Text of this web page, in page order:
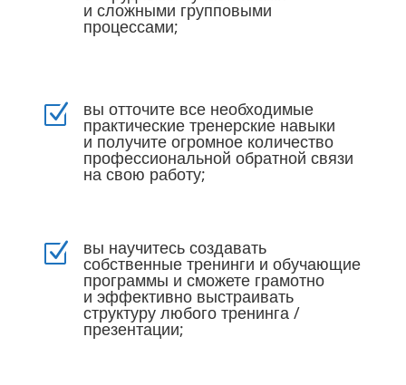
и сложными групповыми
процессами;
Z вы отточите все необходимые
практические тренерские навыки
и получите огромное количество
профессиональной обратной связи
на свою работу;
Z вы научитесь создавать
собственные тренинги и обучающие
программы и сможете грамотно
и эффективно выстраивать
структуру любого тренинга /
презентации;